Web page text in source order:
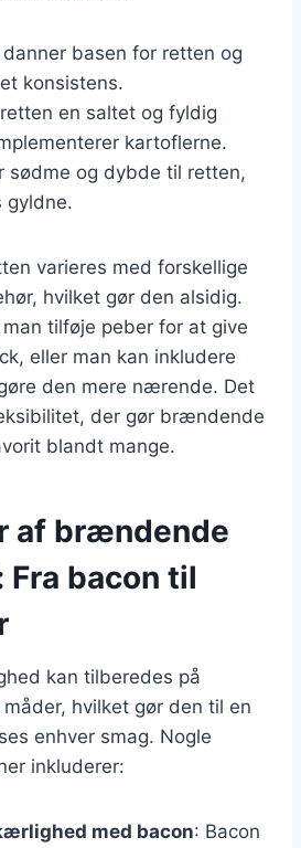
danner basen for retten og
konsistens.
en saltet og fyldig
kartoflerne.
sødme og dybde til retten,
gyldne.
varieres med forskellige
hvilket gør den alsidig.
tilføje peber for at give
eller man kan inkludere
den mere nærende. Det
der gør brændende
blandt mange.
af brændende
bacon til
kan tilberedes på
hvilket gør den til en
enhver smag. Nogle
inkluderer:
med bacon: Bacon